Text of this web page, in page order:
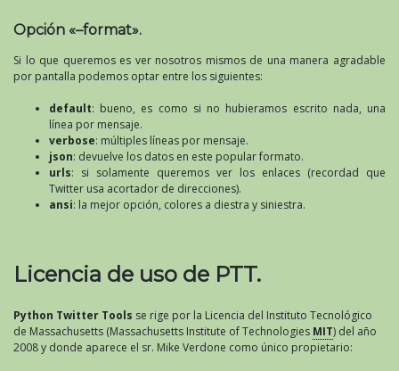
Opción «–format».
Si lo que queremos es ver nosotros mismos de una manera agradable
por pantalla podemos optar entre los siguientes:
default: bueno, es como si no hubieramos escrito nada, una
línea por mensaje.
verbose: múltiples líneas por mensaje.
json: devuelve los datos en este popular formato.
urls: si solamente queremos ver los enlaces (recordad que
Twitter usa acortador de direcciones).
ansi: la mejor opción, colores a diestra y siniestra.
Licencia de uso de PTT.
Python Twitter Tools se rige por la Licencia del Instituto Tecnológico
de Massachusetts (Massachusetts Institute of Technologies MIT) del año
2008 y donde aparece el sr. Mike Verdone como único propietario: